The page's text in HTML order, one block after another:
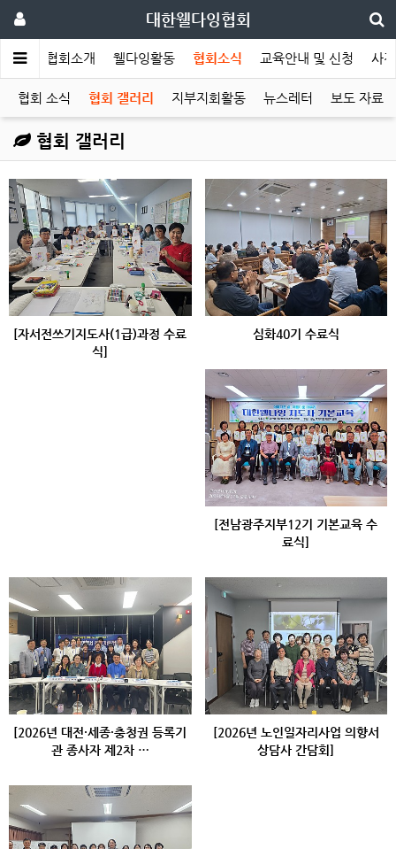
대한웰다잉협회
메인 협회소개 웰다잉활동 협회소식 교육안내 및 신청 사
협회 소식 협회 갤러리 지부지회활동 뉴스레터 보도 자료
협회 갤러리
[자서전쓰기지도사(1급)과정 수료
식]
심화40기 수료식
[전남광주지부12기 기본교육 수
료식]
[2026년 대전·세종·충청권 등록기
관 종사자 제2차 …
[2026년 노인일자리사업 의향서
상담사 간담회]